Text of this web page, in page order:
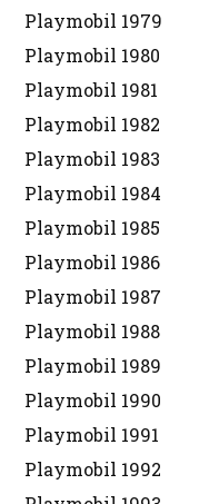
Playmobil 1979
Playmobil 1980
Playmobil 1981
Playmobil 1982
Playmobil 1983
Playmobil 1984
Playmobil 1985
Playmobil 1986
Playmobil 1987
Playmobil 1988
Playmobil 1989
Playmobil 1990
Playmobil 1991
Playmobil 1992